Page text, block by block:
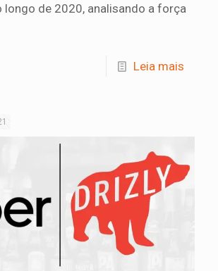
longo de 2020, analisando a força
Leia mais